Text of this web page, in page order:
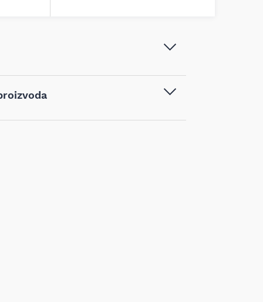
6